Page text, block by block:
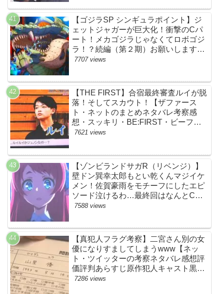
【ゴジラSP シンギュラポイント】ジ
ェットジャガーが巨大化！衝撃のCパ
ート！メカゴジラじゃなくてロボゴジ
ラ！？続編（第２期）お願いします！
【ネットの考察ネタバレ感想まとめ・
7707 views
【THE FIRST】合宿最終審査ルイが脱
落！そしてスカウト！【ザファース
ト・ネットのまとめネタバレ考察感
想・スッキリ・BE:FIRST・ビーファ
ースト】
7621 views
【ゾンビランドサガR（リベンジ）】
壁ドン巽幸太郎もとい乾くんマジイケ
メン！佐賀豪雨をモチーフにしたエピ
ソード泣けるわ…最終回はなんとCM
なし27分ノンストップ放送！すごすぎ
7588 views
【真犯人フラグ考察】二宮さん別の女
優になりすましてしまうwww【ネッ
ト・ツイッターの考察ネタバレ感想評
価評判あらすじ原作犯人キャスト黒幕
伏線まとめ・山里亮太・蒼井優】
7286 views